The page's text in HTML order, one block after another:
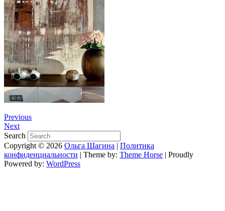
Previous
Next
Search
Copyright © 2026 Ольга Шагина | Политика
конфиденциальности | Theme by: Theme Horse | Proudly
Powered by: WordPress